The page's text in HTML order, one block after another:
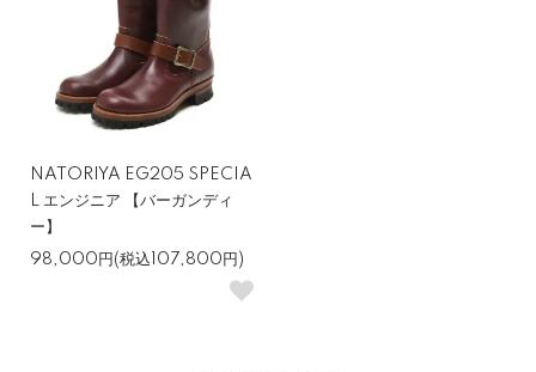
NATORIYA EG205 SPECIA
L エンジニア 【バーガンディ
ー】
98,000円(税込107,800円)